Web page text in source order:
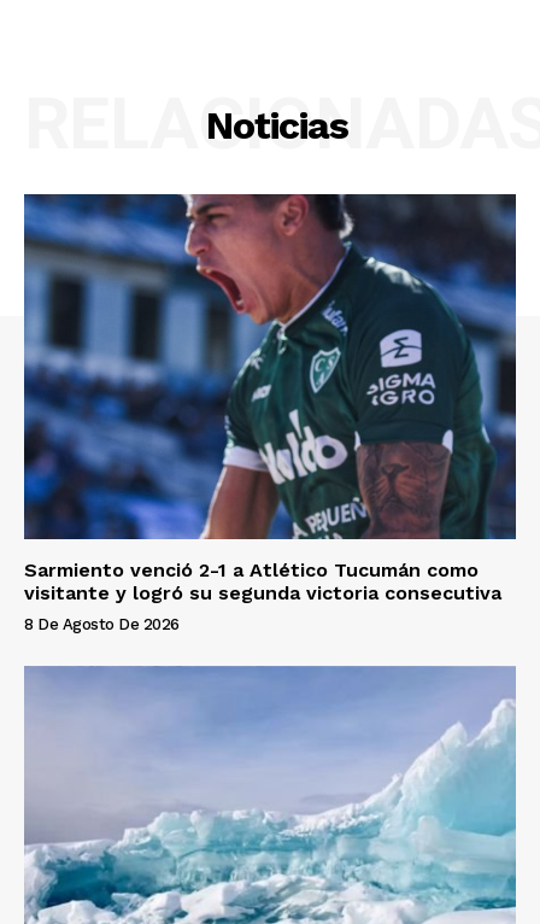
Noticias
Sarmiento venció 2-1 a Atlético Tucumán como
visitante y logró su segunda victoria consecutiva
8 De Agosto De 2026